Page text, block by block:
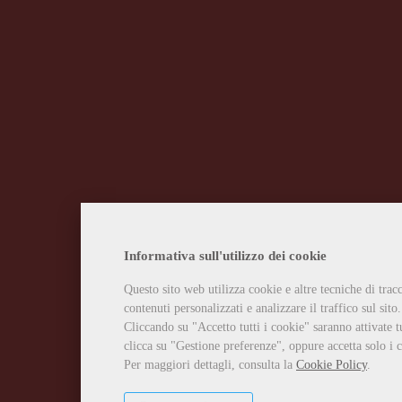
Informativa sull'utilizzo dei cookie
Questo sito web utilizza cookie e altre tecniche di
contenuti personalizzati e analizzare il traffico sul sito.
Cliccando su "Accetto tutti i cookie" saranno attivate
clicca su "Gestione preferenze", oppure accetta solo
Per maggiori dettagli, consulta la Cookie Policy.